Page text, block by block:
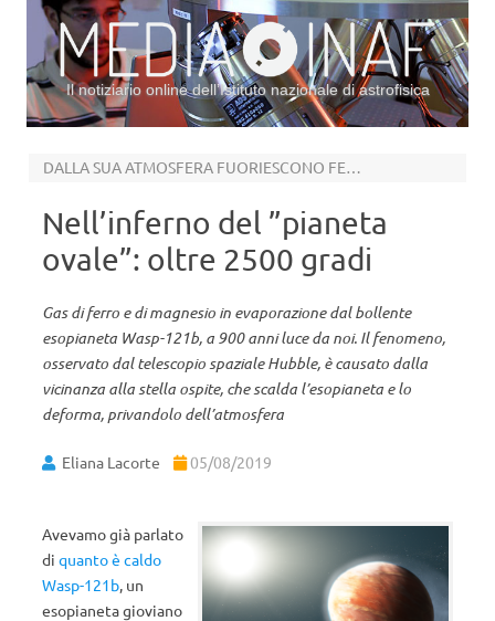
Il notiziario online dell’Istituto nazionale di astrofisica
DALLA SUA ATMOSFERA FUORIESCONO FERRO E MAGNESIO
Nell’inferno del ”pianeta
ovale”: oltre 2500 gradi
Gas di ferro e di magnesio in evaporazione dal bollente
esopianeta Wasp-121b, a 900 anni luce da noi. Il fenomeno,
osservato dal telescopio spaziale Hubble, è causato dalla
vicinanza alla stella ospite, che scalda l’esopianeta e lo
deforma, privandolo dell’atmosfera
Eliana Lacorte 05/08/2019
Avevamo già parlato
di quanto è caldo
Wasp-121b, un
esopianeta gioviano